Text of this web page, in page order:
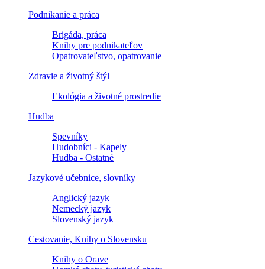
Podnikanie a práca
Brigáda, práca
Knihy pre podnikateľov
Opatrovateľstvo, opatrovanie
Zdravie a životný štýl
Ekológia a životné prostredie
Hudba
Spevníky
Hudobníci - Kapely
Hudba - Ostatné
Jazykové učebnice, slovníky
Anglický jazyk
Nemecký jazyk
Slovenský jazyk
Cestovanie, Knihy o Slovensku
Knihy o Orave